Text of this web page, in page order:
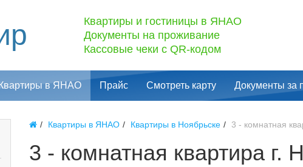
Квартиры и гостиницы в ЯНАО
Документы на проживание
Кассовые чеки с QR-кодом
Квартиры в ЯНАО Прайс Смотреть карту Документы за
Квартиры в ЯНАО Квартиры в Ноябрьске 3 - комнатная
3 - комнатная квартира г.